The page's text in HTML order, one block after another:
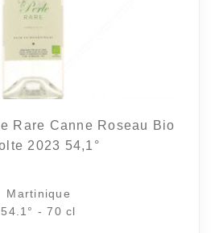
Rare Canne Roseau Bio
2023 54,1°
Martinique
54.1° - 70 cl